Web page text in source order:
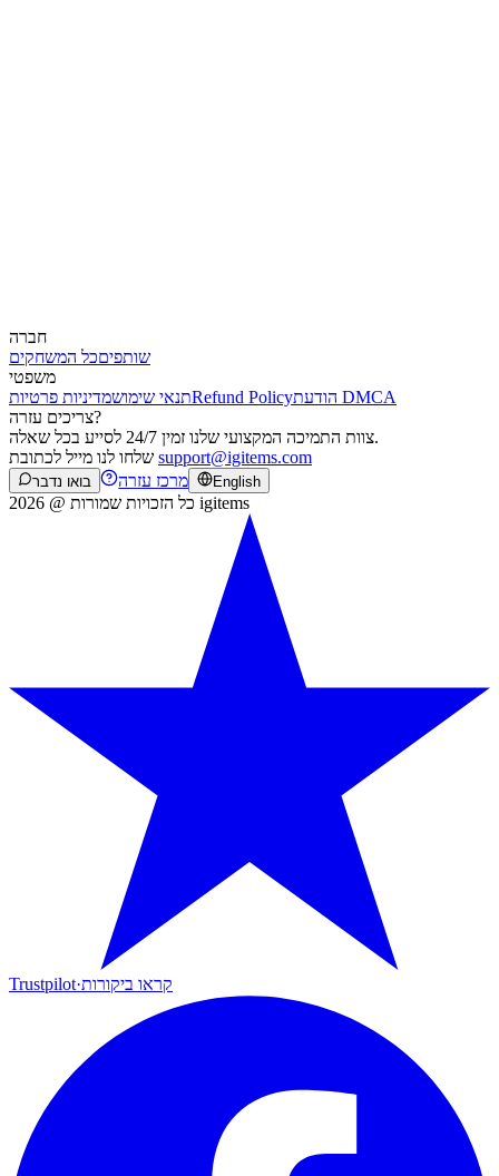
חברה
שותפיםכל המשחקים
משפטי
תנאי שימושמדיניות פרטיות Refund Policy
הודעת DMCA
צריכים עזרה?
צוות התמיכה המקצועי שלנו זמין 24/7 לסייע בכל שאלה.
support@igitems.com
בואו נדבר מרכז עזרה English
כל הזכויות שמורות @ 2026 igitems
Trustpilot·קראו ביקורות